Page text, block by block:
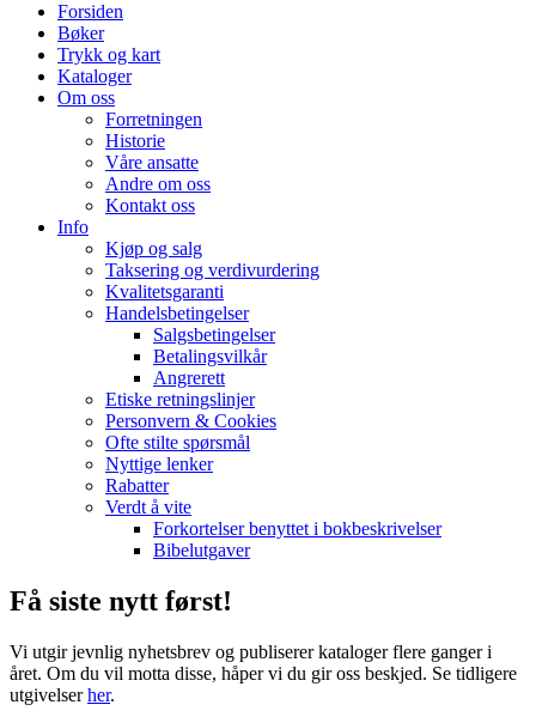
Forsiden
Bøker
Trykk og kart
Kataloger
Om oss
Forretningen
Historie
Våre ansatte
Andre om oss
Kontakt oss
Info
Kjøp og salg
Taksering og verdivurdering
Kvalitetsgaranti
Handelsbetingelser
Salgsbetingelser
Betalingsvilkår
Angrerett
Etiske retningslinjer
Personvern & Cookies
Ofte stilte spørsmål
Nyttige lenker
Rabatter
Verdt å vite
Forkortelser benyttet i bokbeskrivelser
Bibelutgaver
Få siste nytt først!
Vi utgir jevnlig nyhetsbrev og publiserer kataloger flere ganger i
året. Om du vil motta disse, håper vi du gir oss beskjed. Se tidligere
utgivelserher.